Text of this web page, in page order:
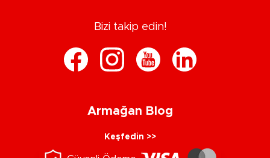
Bizi takip edin!
Armağan Blog
Keşfedin >>